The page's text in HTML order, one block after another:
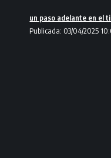
Publicada: 03/04/2025
un paso adelante en el